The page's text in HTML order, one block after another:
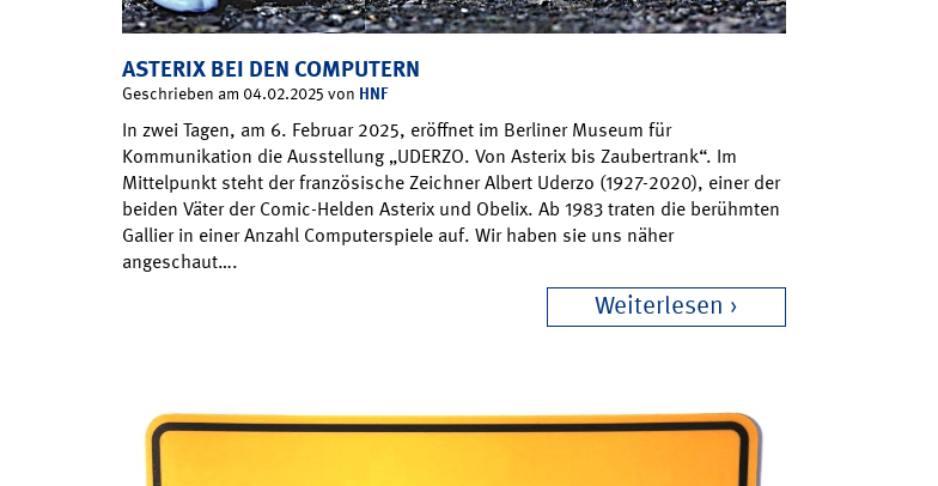
ASTERIX BEI DEN COMPUTERN
Geschrieben am 04.02.2025 von HNF
In zwei Tagen, am 6. Februar 2025, eröffnet im Berliner Museum für
Kommunikation die Ausstellung „UDERZO. Von Asterix bis Zaubertrank“. Im
Mittelpunkt steht der französische Zeichner Albert Uderzo (1927-2020), einer der
beiden Väter der Comic-Helden Asterix und Obelix. Ab 1983 traten die berühmten
Gallier in einer Anzahl Computerspiele auf. Wir haben sie uns näher
angeschaut….
Weiterlesen